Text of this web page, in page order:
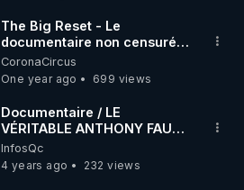
The Big Reset - Le
documentaire non censuré
sur la vérité de la pandémie,
en VF
CoronaCircus
One year ago
699 views
Documentaire / LE
VÉRITABLE ANTHONY FAUCI
/ 2ème PARTIE VF
InfosQc
4 years ago
232 views